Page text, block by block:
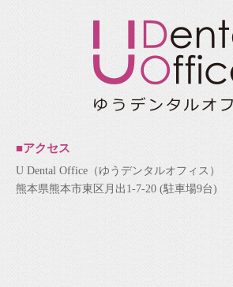
■アクセス
U Dental Office（ゆうデンタルオフィス）
熊本県熊本市東区月出1-7-20 (駐車場9台)